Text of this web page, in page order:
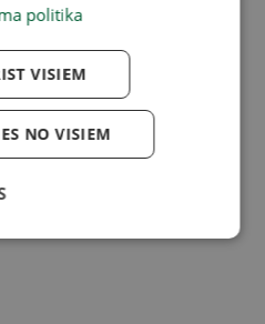
politika
VISIEM
NO VISIEM